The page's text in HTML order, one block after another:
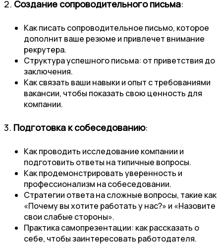
2. Создание сопроводительного письма:
Как писать сопроводительное письмо, которое
дополнит ваше резюме и привлечет внимание
рекрутера.
Структура успешного письма: от приветствия до
заключения.
Как связать ваши навыки и опыт с требованиями
вакансии, чтобы показать свою ценность для
компании.
3. Подготовка к собеседованию:
Как проводить исследование компании и
подготовить ответы на типичные вопросы.
Как продемонстрировать уверенность и
профессионализм на собеседовании.
Стратегии ответа на сложные вопросы, такие как
«Почему вы хотите работать у нас?» и «Назовите
свои слабые стороны».
Практика самопрезентации: как рассказать о
себе, чтобы заинтересовать работодателя.